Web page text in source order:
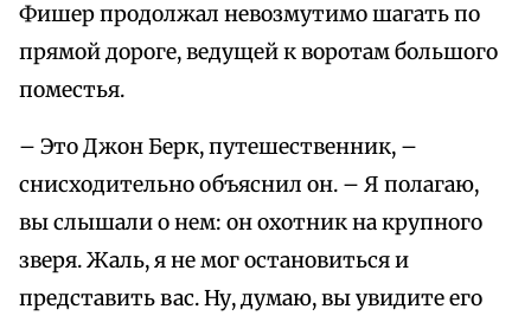
Фишер продолжал невозмутимо шагать по
прямой дороге, ведущей к воротам большого
поместья.
– Это Джон Берк, путешественник, –
снисходительно объяснил он. – Я полагаю,
вы слышали о нем: он охотник на крупного
зверя. Жаль, я не мог остановиться и
представить вас. Ну, думаю, вы увидите его